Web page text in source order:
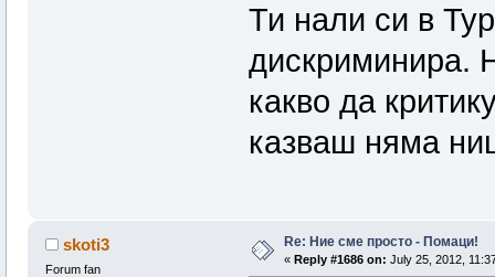
Ти нали си в
дискриминира.
какво да
казваш няма
skoti3
Forum fan
Re: Ние сме просто - Помаци!
« Reply #1686 on: July 25, 2012,